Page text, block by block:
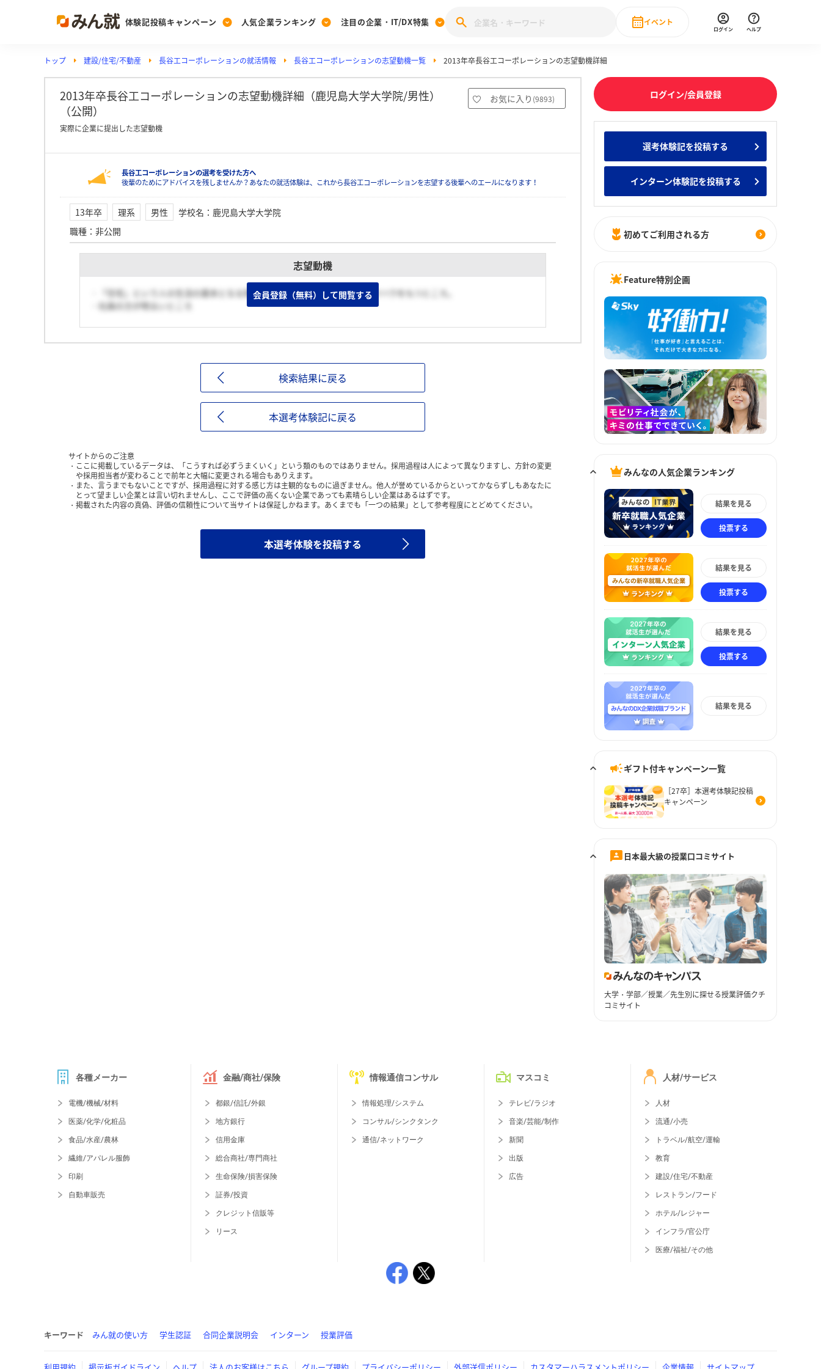
体験記投稿キャンペーン
Post
投稿する
[27卒] 本選考体験記投稿キャンペーン
人気企業ランキング
Ranking
ランキングを見る
みんなのDX企業就職ブランド調査
みんなの新卒就職人気企業ランキング みんなのインターン人気企業ランキ
注目の企業・IT/DX特集
PickUp
注目の企業特集
28卒 IT・DX現場社員インタビュー
動画で知ろう！業界・企業研究
イベント
直近のイベント一覧
ログイン ヘルプ
トップ 建設/住宅/不動産 長谷工コーポレーションの就活情報 長谷工コーポレーションの志望動機一覧 2013年卒長谷工コーポレーションの志望動機詳細
2013年卒長谷工コーポレーションの志望動機詳細（鹿児島大学大学院/男性）
（公開）
お気に入り (9893)
実際に企業に提出した志望動機
長谷工コーポレーションの選考を受けた方へ
後輩のためにアドバイスを残しませんか？あなたの就活体験は、これから長谷工コーポレーションを志望する後輩へのエールになります！
13年卒 理系 男性 学校名 ： 鹿児島大学大学院
職種 ： 非公開
志望動機
・「住宅」という人の生活の基本となる場所を作る上で、業界トップのノウハウをもつところ。
・社員の方が明るいところ
会員登録（無料）して閲覧する
検索結果に戻る
本選考体験記に戻る
サイトからのご注意
ここに掲載しているデータは、「こうすれば必ずうまくいく」という類のものではありません。採用過程は人によって異なりますし、方針の変更
や採用担当者が変わることで前年と大幅に変更される場合もありえます。
また、言うまでもないことですが、採用過程に対する感じ方は主観的なものに過ぎません。他人が誉めているからといってかならずしもあなたに
とって望ましい企業とは言い切れませんし、ここで評価の高くない企業であっても素晴らしい企業はあるはずです。
掲載された内容の真偽、評価の信頼性について当サイトは保証しかねます。あくまでも「一つの結果」として参考程度にとどめてください。
本選考体験を投稿する
ログイン/会員登録
選考体験記を投稿する
インターン体験記を投稿する
初めてご利用される方
Feature特別企画
みんなの人気企業ランキング
結果を見る
投票する
結果を見る
投票する
結果を見る
投票する
結果を見る
ギフト付キャンペーン一覧
［27卒］本選考体験記投稿
キャンペーン
日本最大級の授業口コミサイト
大学・学部／授業／先生別に探せる授業評価クチ
コミサイト
各種メーカー
電機/機械/材料
医薬/化学/化粧品
食品/水産/農林
繊維/アパレル服飾
印刷
自動車販売
金融/商社/保険
都銀/信託/外銀
地方銀行
信用金庫
総合商社/専門商社
生命保険/損害保険
証券/投資
クレジット信販等
リース
情報通信コンサル
情報処理/システム
コンサル/シンクタンク
通信/ネットワーク
マスコミ
テレビ/ラジオ
音楽/芸能/制作
新聞
出版
広告
人材/サービス
人材
流通/小売
トラベル/航空/運輸
教育
建設/住宅/不動産
レストラン/フード
ホテル/レジャー
インフラ/官公庁
医療/福祉/その他
キーワード みん就の使い方 学生認証 合同企業説明会 インターン 授業評価